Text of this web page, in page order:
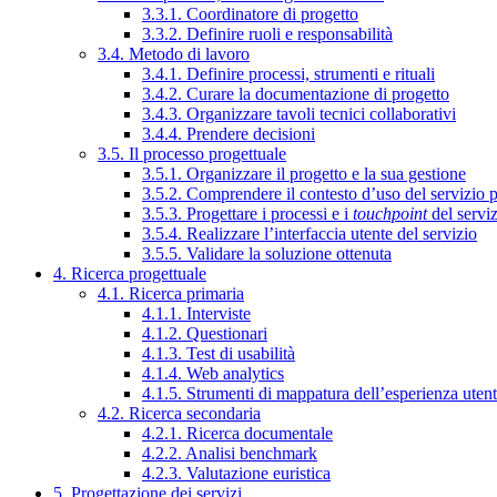
3.3.1. Coordinatore di progetto
3.3.2. Definire ruoli e responsabilità
3.4. Metodo di lavoro
3.4.1. Definire processi, strumenti e rituali
3.4.2. Curare la documentazione di progetto
3.4.3. Organizzare tavoli tecnici collaborativi
3.4.4. Prendere decisioni
3.5. Il processo progettuale
3.5.1. Organizzare il progetto e la sua gestione
3.5.2. Comprendere il contesto d’uso del servizio
3.5.3. Progettare i processi e i touchpointdel
3.5.4. Realizzare l’interfaccia utente del servizio
3.5.5. Validare la soluzione ottenuta
4. Ricerca progettuale
4.1. Ricerca primaria
4.1.1. Interviste
4.1.2. Questionari
4.1.3. Test di usabilità
4.1.4. Web analytics
4.1.5. Strumenti di mappatura dell’esperienza
4.2. Ricerca secondaria
4.2.1. Ricerca documentale
4.2.2. Analisi benchmark
4.2.3. Valutazione euristica
5. Progettazione dei servizi